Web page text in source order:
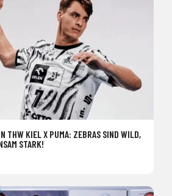
THW KIEL X PUMA: ZEBRAS SIND WILD,
STARK!